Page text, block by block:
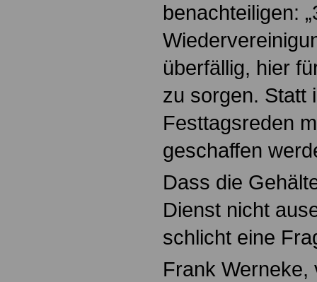
benachteiligen:
überfällig, hier
zu sorgen. Statt
Festtagsreden
geschaffen
Dass die
Dienst nicht
schlicht eine
Frank Werneke,